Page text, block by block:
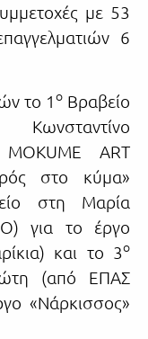
με 53
6
το 1 οΒραβείο
ART
στο κύμα»
στη Μαρία
για το έργο
και το 3ο
(από ΕΠΑΣ
«Νάρκισσος»